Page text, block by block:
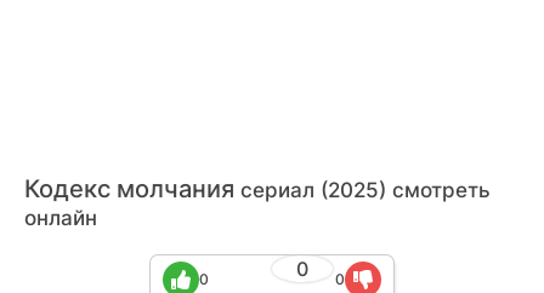
Кодекс молчания сериал (2025) смотреть
онлайн
0
0 0